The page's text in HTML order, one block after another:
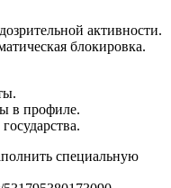
активности.
блокировка.
в профиле.
специальную